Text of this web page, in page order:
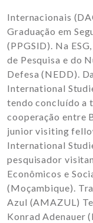
Internacionais
Graduação em
(PPGSID). Na
de Pesquisa e do
Defesa (NEDD).
International
tendo concluído a
cooperação entre
junior visiting
International
pesquisador
Econômicos e
(Moçambique).
Azul (AMAZUL)
Konrad Adenauer